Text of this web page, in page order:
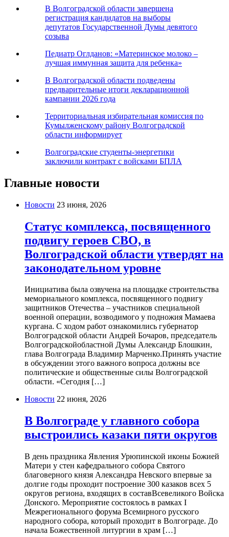
В Волгоградской области завершена
регистрация кандидатов на выборы
депутатов Государственной Думы девятого
созыва
Педиатр Оглданов: «Материнское молоко –
лучшая иммунная защита для ребенка»
В Волгоградской области подведены
предварительные итоги декларационной
кампании 2026 года
Территориальная избирательная комиссия по
Кумылженскому району Волгоградской
области информирует
Волгоградские студенты-энергетики
заключили контракт с войсками БПЛА
Главные новости
Новости 23 июня, 2026
Статус комплекса, посвященного
подвигу героев СВО, в
Волгоградской области утвердят на
законодательном уровне
Инициатива была озвучена на площадке строительства
мемориального комплекса, посвященного подвигу
защитников Отечества – участников специальной
военной операции, возводимого у подножия Мамаева
кургана. С ходом работ ознакомились губернатор
Волгоградской области Андрей Бочаров, председатель
Волгоградскойобластной Думы Александр Блошкин,
глава Волгограда Владимир Марченко.Принять участие
в обсуждении этого важного вопроса должны все
политические и общественные силы Волгоградской
области. «Сегодня […]
Новости 22 июня, 2026
В Волгограде у главного собора
выстроились казаки пяти округов
В день праздника Явления Урюпинской иконы Божией
Матери у стен кафедрального собора Святого
благоверного князя Александра Невского впервые за
долгие годы проходит построение 300 казаков всех 5
округов региона, входящих в составВсевеликого Войска
Донского. Мероприятие состоялось в рамках I
Межрегионального форума Всемирного русского
народного собора, который проходит в Волгограде. До
начала Божественной литургии в храм […]